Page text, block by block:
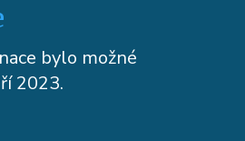
bylo možné
2023.